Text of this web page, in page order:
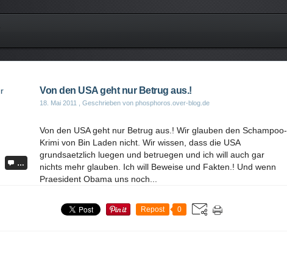
…
Von den USA geht nur Betrug aus.!
18. Mai 2011 , Geschrieben von phosphoros.over-blog.de
Von den USA geht nur Betrug aus.! Wir glauben den Schampoo-
Krimi von Bin Laden nicht. Wir wissen, dass die USA
grundsaetzlich luegen und betruegen und ich will auch gar
nichts mehr glauben. Ich will Beweise und Fakten.! Und wenn
Praesident Obama uns noch...
Repost 0